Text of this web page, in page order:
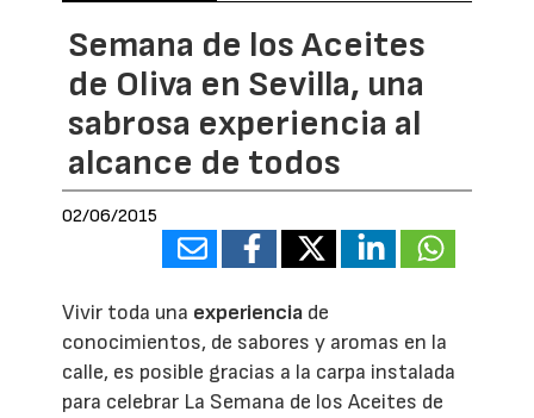
Semana de los Aceites
de Oliva en Sevilla, una
sabrosa experiencia al
alcance de todos
02/06/2015
Vivir toda una experiencia de
conocimientos, de sabores y aromas en la
calle, es posible gracias a la carpa instalada
para celebrar La Semana de los Aceites de